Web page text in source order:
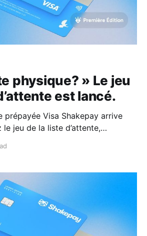
physique? » Le jeu
est lancé.
prépayée Visa Shakepay arrive
jeu de la liste d’attente,
l’accès anticipé et tentez